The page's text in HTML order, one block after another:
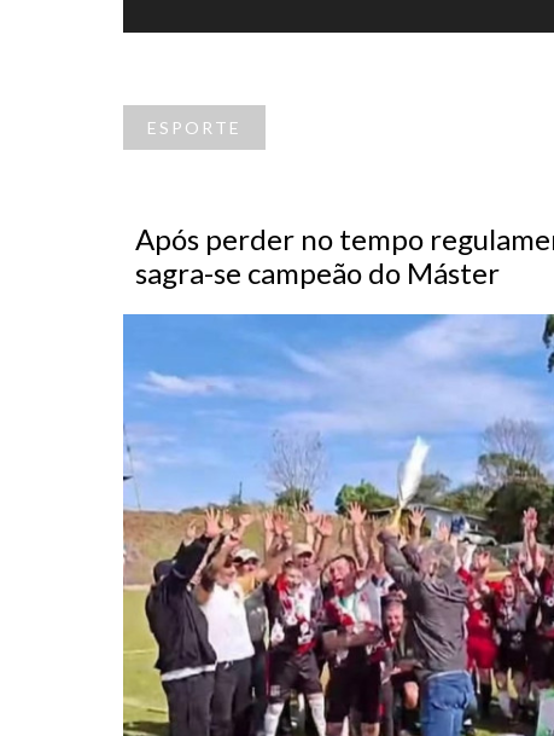
ESPORTE
Após perder no tempo
sagra-se campeão do Máster